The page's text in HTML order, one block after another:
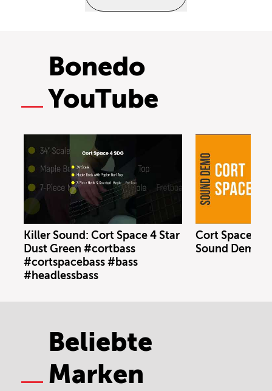
Bonedo
YouTube
Killer Sound: Cort Space 4 Star
Dust Green #cortbass
#cortspacebass #bass
#headlessbass
Cort Space 4
Sound Demo
Beliebte
Marken